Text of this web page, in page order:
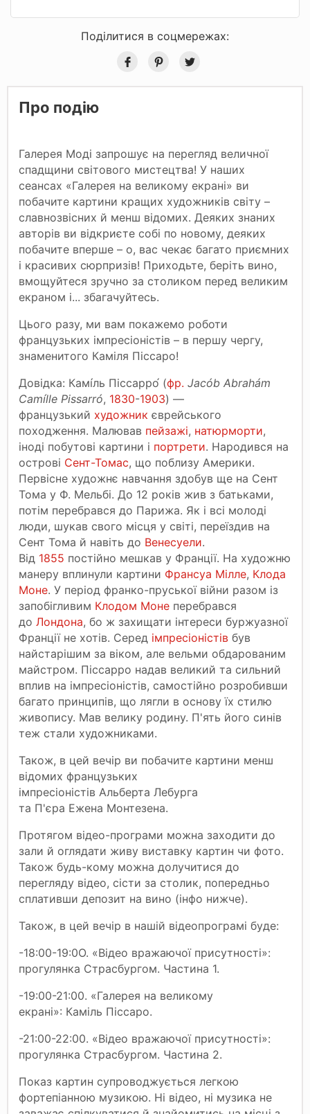
Поділитися в соцмережах:
Про подію
Галерея Моді запрошує на перегляд величної
спадщини світового мистецтва! У наших
сеансах «Галерея на великому екрані» ви
побачите картини кращих художників світу –
славнозвісних й менш відомих. Деяких знаних
авторів ви відкриєте собі по новому, деяких
побачите вперше – о, вас чекає багато приємних
і красивих сюрпризів! Приходьте, беріть вино,
вмощуйтеся зручно за столиком перед великим
екраном і... збагачуйтесь.
Цього разу, ми вам покажемо роботи
французьких імпресіоністів – в першу чергу,
знаменитого Каміля Піссаро!
Довідка: Камі́ль Піссарро́ (фр. Jacób Abrahám
Camílle Pissarró, 1830-1903) —
французький художник єврейського
походження. Малював пейзажі, натюрморти,
іноді побутові картини і портрети. Народився на
острові Сент-Томас, що поблизу Америки.
Первісне художнє навчання здобув ще на Сент
Тома у Ф. Мельбі. До 12 років жив з батьками,
потім перебрався до Парижа. Як і всі молоді
люди, шукав свого місця у світі, переїздив на
Сент Тома й навіть до Венесуели.
Від 1855 постійно мешкав у Франції. На художню
манеру вплинули картини Франсуа Мілле, Клода
Моне. У період франко-пруської війни разом із
запобігливим Клодом Моне перебрався
до Лондона, бо ж захищати інтереси буржуазної
Франції не хотів. Серед імпресіоністів був
найстарішим за віком, але вельми обдарованим
майстром. Піссарро надав великий та сильний
вплив на імпресіоністів, самостійно розробивши
багато принципів, що лягли в основу їх стилю
живопису. Мав велику родину. П'ять його синів
теж стали художниками.
Також, в цей вечір ви побачите картини менш
відомих французьких
імпресіоністів Альберта Лебурга
та П'єра Ежена Монтезена.
Протягом відео-програми можна заходити до
зали й оглядати живу виставку картин чи фото.
Також будь-кому можна долучитися до
перегляду відео, сісти за столик, попередньо
сплативши депозит на вино (інфо нижче).
Taкoж, в цeй вeчiр в нaшiй відeoпpoгpaмі бyдe:
-18:00-19:0О. «Відео вражаючої присутності»:
прогулянка Страсбургом. Частина 1.
-19:00-21:00. «Галерея на великому
екрані»: Каміль Піссаро.
-21:00-22:00. «Відео вражаючої присутності»:
прогулянка Страсбургом. Частина 2.
Показ картин супроводжується легкою
фортепіанною музикою. Ні відео, ні музика не